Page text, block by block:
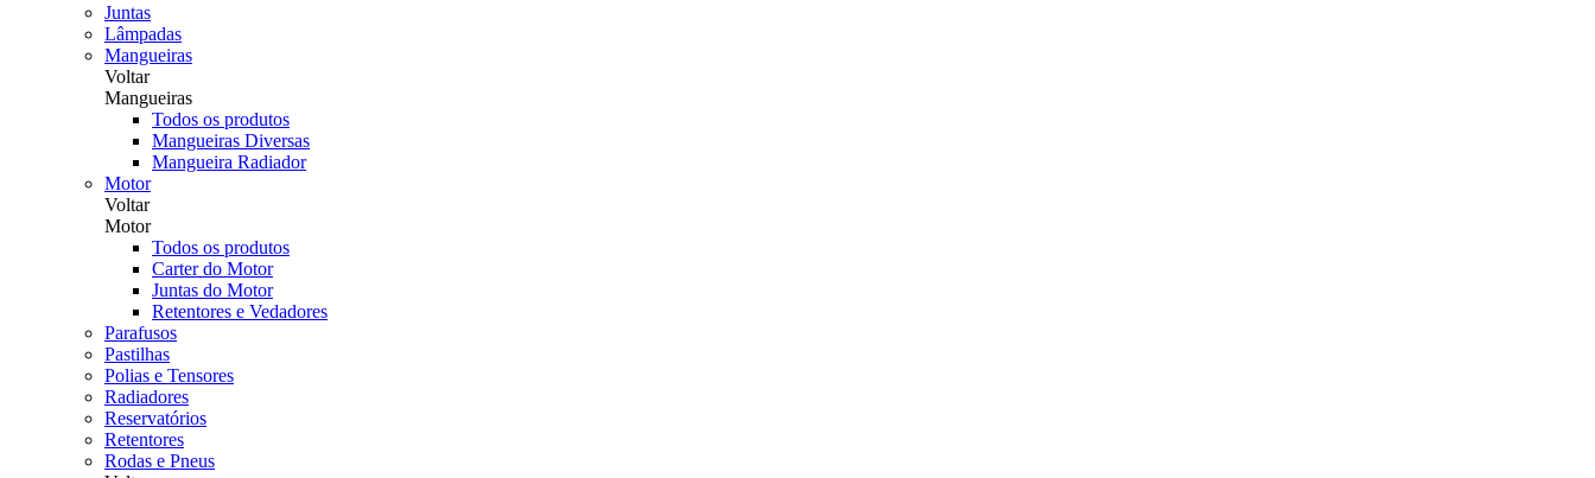
Juntas
Lâmpadas
Mangueiras
Voltar
Mangueiras
Todos os produtos
Mangueiras Diversas
Mangueira Radiador
Motor
Voltar
Motor
Todos os produtos
Carter do Motor
Juntas do Motor
Retentores e Vedadores
Parafusos
Pastilhas
Polias e Tensores
Radiadores
Reservatórios
Retentores
Rodas e Pneus